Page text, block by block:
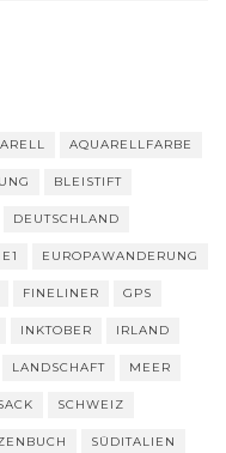
AQUARELLFARBE
BLEISTIFT
DEUTSCHLAND
E1 EUROPAWANDERUNG
FINELINER GPS
INKTOBER IRLAND
LANDSCHAFT MEER
SCHWEIZ
SÜDITALIEN